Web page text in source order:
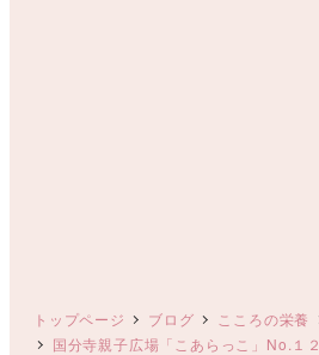
トップページ ブログ こころの栄養
国分寺親子広場「こあらっこ」No.１